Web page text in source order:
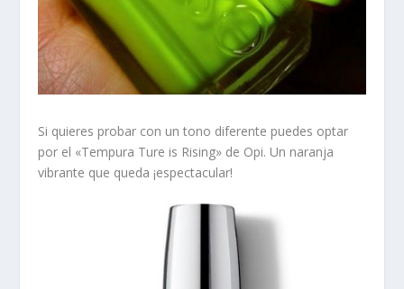
Si quieres probar con un tono diferente puedes optar
por el «Tempura Ture is Rising» de Opi. Un naranja
vibrante que queda ¡espectacular!